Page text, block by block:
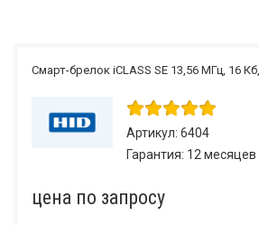
Смарт-брелок iCLASS SE 13,56 МГц, 16
Артикул: 6404
Гарантия: 12 месяцев
по запросу